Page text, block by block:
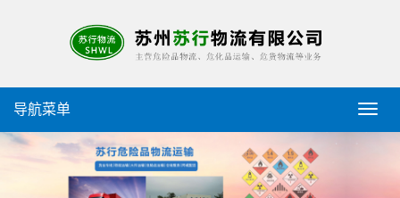
导
航
导航菜单